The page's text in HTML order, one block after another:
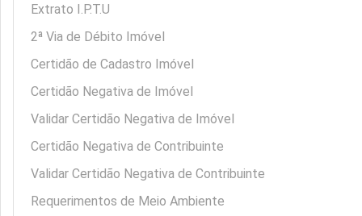
Extrato I.P.T.U
2ª Via de Débito Imóvel
Certidão de Cadastro Imóvel
Certidão Negativa de Imóvel
Validar Certidão Negativa de Imóvel
Certidão Negativa de Contribuinte
Validar Certidão Negativa de Contribuinte
Requerimentos de Meio Ambiente